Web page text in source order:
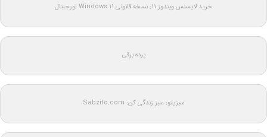
خرید لایسنس ویندوز 11: نسخه قانونی Windows 11 اورجینال
پرده برقی
سبزیتو: سبز زندگی کن: Sabzito.com